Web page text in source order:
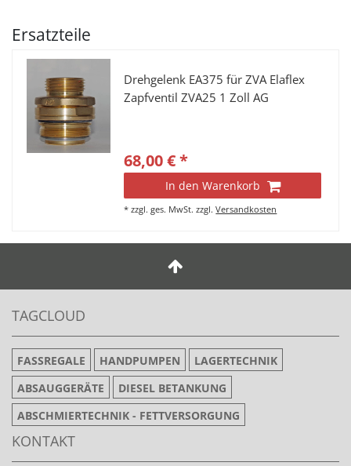
Ersatzteile
Drehgelenk EA375 für ZVA Elaflex
Zapfventil ZVA25 1 Zoll AG
68,00 € *
In den Warenkorb
*zzgl. ges. MwSt. zzgl.Versandkosten
TAGCLOUD
FASSREGALE HANDPUMPEN
LAGERTECHNIK
ABSAUGGERÄTE
DIESEL BETANKUNG
ABSCHMIERTECHNIK - FETTVERSORGUNG
KONTAKT